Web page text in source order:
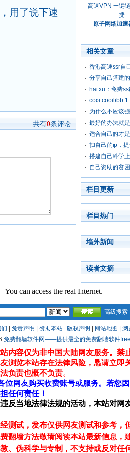
用了说下速
共有0条评论
原子网络加速
相关文章
香港高速ssr自
分享自己搭建
hai xu：免费ss
cooi
为什么不应该
最好的办法就
适合自己的才
扫自己的ip，
搭建自己科学
自己资助的贫
栏目更新
栏目热门
墙外新闻
读者文摘
can access the real Internet.
高级搜索
们 免责声明 赞助本站 版权声明 网站地图 浏
免费翻墙软件网——提供最全的免费翻墙软件
内容仅为非中国大陆网友服务。禁
浏览本站存在法律风险，恳请立即
负责也概不负责。
网友购买收费账号或服务。若您
任何责任！
反当地法律法规的活动，本站对网
测试，发布仅供网友测试和参考
翻墙方法敬请阅读本站最新信息，
、伪科学与专制，不支持或反对任